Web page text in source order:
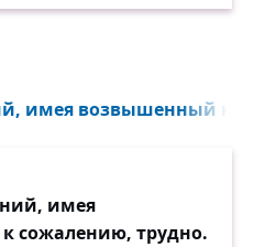
имея возвышенный
имея
сожалению, трудно.